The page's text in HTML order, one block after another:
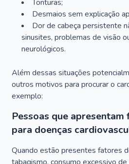
Tonturas;
Desmaios sem explicação
Dor de cabeça persistente
sinusites, problemas de visão
neurológicos.
Além dessas situações
outros motivos para procurar o
exemplo:
Pessoas que
para doenças
Quando estão presentes fatores